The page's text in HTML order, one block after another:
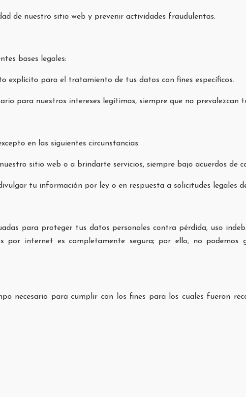
de nuestro sitio web y prevenir actividades fraudulentas.
bases legales:
explícito para el tratamiento de tus datos con fines específicos.
para nuestros intereses legítimos, siempre que no prevalezcan
en las siguientes circunstancias:
sitio web o a brindarte servicios, siempre bajo acuerdos de
tu información por ley o en respuesta a solicitudes legales
para proteger tus datos personales contra pérdida, uso
por internet es completamente segura; por ello, no
necesario para cumplir con los fines para los cuales fueron